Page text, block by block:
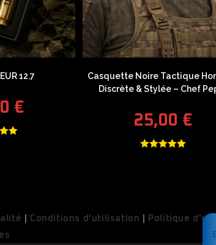
12.7
€
Casquette Noire Tactique
Discrète & Stylée – Chef
25,00 €
Conditions d'utilisation
Politique